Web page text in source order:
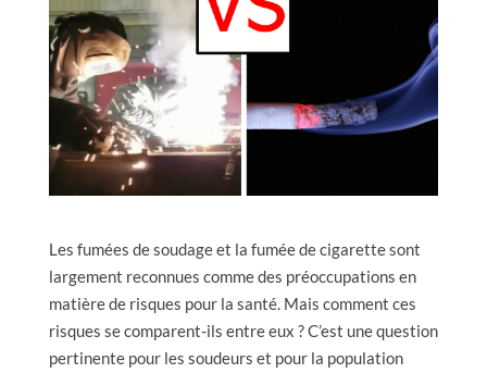
Les fumées de soudage et la fumée de cigarette sont
largement reconnues comme des préoccupations en
matière de risques pour la santé. Mais comment ces
risques se comparent-ils entre eux ? C’est une question
pertinente pour les soudeurs et pour la population